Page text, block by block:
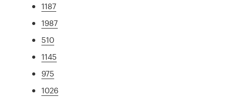
1187
1987
510
1145
975
1026